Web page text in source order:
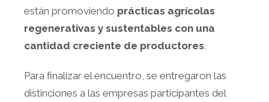
están promoviendo prácticas agrícolas
regenerativas y sustentables con una
cantidad creciente de productores.
Para finalizar el encuentro, se entregaron las
distinciones a las empresas participantes del